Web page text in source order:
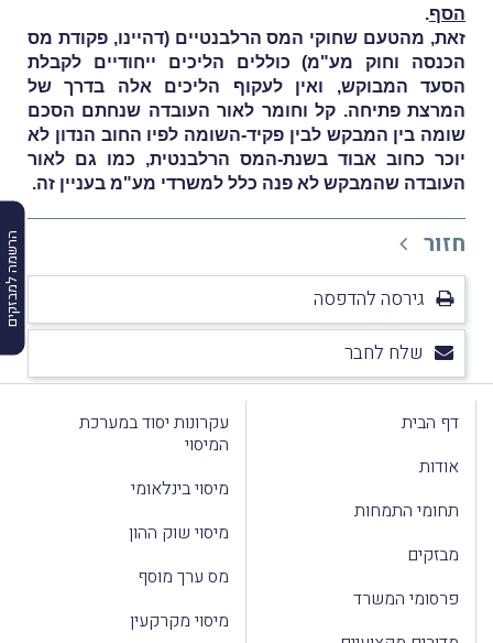
הרשמה למבזקים
הסף.
זאת, מהטעם שחוקי המס הרלבנטיים (דהיינו, פקודת מס
הכנסה וחוק מע"מ) כוללים הליכים ייחודיים לקבלת
הסעד המבוקש, ואין לעקוף הליכים אלה בדרך של
המרצת פתיחה. קל וחומר לאור העובדה שנחתם הסכם
שומה בין המבקש לבין פקיד-השומה לפיו החוב הנדון לא
יוכר כחוב אבוד בשנת-המס הרלבנטית, כמו גם לאור
העובדה שהמבקש לא פנה כלל למשרדי מע"מ בעניין זה.
חזור
גירסה להדפסה
שלח לחבר
דף הבית
אודות
תחומי התמחות
מבזקים
פרסומי המשרד
עקרונות יסוד במערכת
המיסוי
מיסוי בינלאומי
מיסוי שוק ההון
מס ערך מוסף
מיסוי מקרקעין